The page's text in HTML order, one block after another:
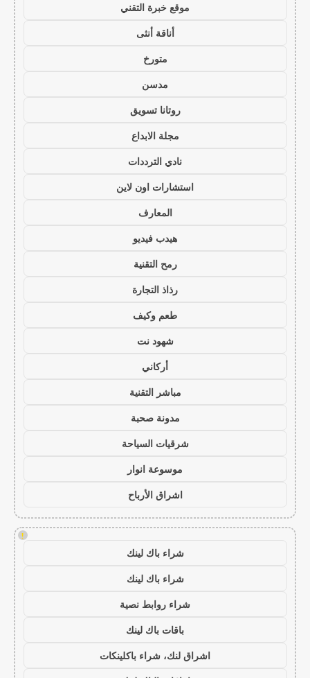
موقع خبرة التقني
أناقة أنثى
متورخ
مدسن
روتانا تسويق
مجلة الابداع
نادي الترددات
استشارات اون لاين
المعارف
هيدب فيديو
رمح التقنية
رذاذ التجارة
طعم وكيف
شهود نت
أركاني
مباشر التقنية
مدونة صحبة
شرقيات السياحة
موسوعة انوار
اشراق الأرباح
!
شراء باك لينك
شراء باك لينك
شراء روابط نصية
باقات باك لينك
اشراق لنك، شراء باكلينكات